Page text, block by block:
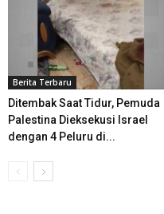
Berita Terbaru
Ditembak Saat Tidur, Pemuda
Palestina Dieksekusi Israel
dengan 4 Peluru di...